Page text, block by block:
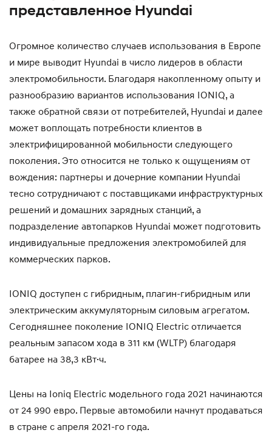
представленное Hyundai
Огромное количество случаев использования в Европе
и мире выводит Hyundai в число лидеров в области
электромобильности. Благодаря накопленному опыту и
разнообразию вариантов использования IONIQ, а
также обратной связи от потребителей, Hyundai и далее
может воплощать потребности клиентов в
электрифицированной мобильности следующего
поколения. Это относится не только к ощущениям от
вождения: партнеры и дочерние компании Hyundai
тесно сотрудничают с поставщиками инфраструктурных
решений и домашних зарядных станций, а
подразделение автопарков Hyundai может подготовить
индивидуальные предложения электромобилей для
коммерческих парков.
IONIQ доступен с гибридным, плагин-гибридным или
электрическим аккумуляторным силовым агрегатом.
Сегодняшнее поколение IONIQ Electric отличается
реальным запасом хода в 311 км (WLTP) благодаря
батарее на 38,3 кВт·ч.
Цены на Ioniq Electric модельного года 2021 начинаются
от 24 990 евро. Первые автомобили начнут продаваться
в стране с апреля 2021-го года.